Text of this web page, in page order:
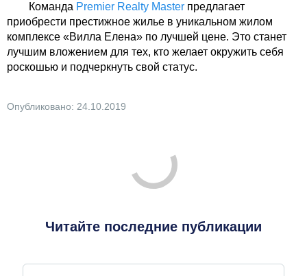
Команда Premier Realty Master предлагает
приобрести престижное жилье в уникальном жилом
комплексе «Вилла Елена» по лучшей цене. Это станет
лучшим вложением для тех, кто желает окружить себя
роскошью и подчеркнуть свой статус.
Опубликовано: 24.10.2019
Читайте последние публикации